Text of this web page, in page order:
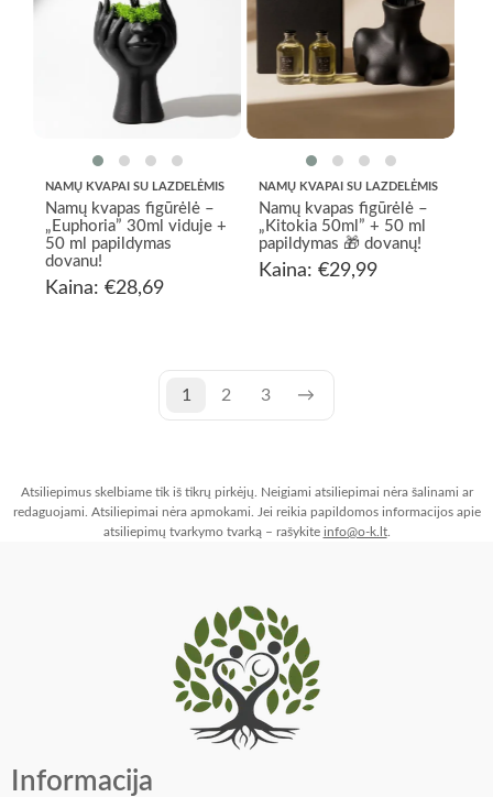
NAMŲ KVAPAI SU LAZDELĖMIS
Namų kvapas figūrėlė –
„Euphoria” 30ml viduje +
50 ml papildymas
dovanu!
Kaina: €28,69
NAMŲ KVAPAI SU LAZDELĖMIS
Namų kvapas figūrėlė –
„Kitokia 50ml” + 50 ml
papildymas 🎁 dovanų!
Kaina: €29,99
1 2 3 →
Atsiliepimus skelbiame tik iš tikrų pirkėjų. Neigiami atsiliepimai nėra šalinami ar
redaguojami. Atsiliepimai nėra apmokami. Jei reikia papildomos informacijos apie
atsiliepimų tvarkymo tvarką – rašykite info@o-k.lt.
Informacija